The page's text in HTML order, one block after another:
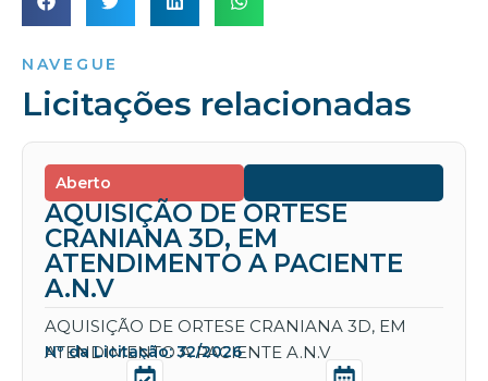
NAVEGUE
Licitações relacionadas
Aberto
AQUISIÇÃO DE ORTESE
CRANIANA 3D, EM
ATENDIMENTO A PACIENTE
A.N.V
AQUISIÇÃO DE ORTESE CRANIANA 3D, EM
ATENDIMENTO A PACIENTE A.N.V
Nº da Licitação: 32/2026